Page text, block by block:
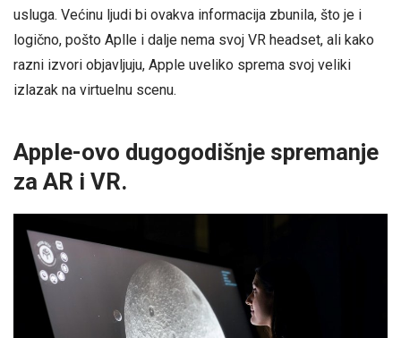
usluga. Većinu ljudi bi ovakva informacija zbunila, što je i
logično, pošto Aplle i dalje nema svoj VR headset, ali kako
razni izvori objavljuju, Apple uveliko sprema svoj veliki
izlazak na virtuelnu scenu.
Apple-ovo dugogodišnje spremanje
za AR i VR.